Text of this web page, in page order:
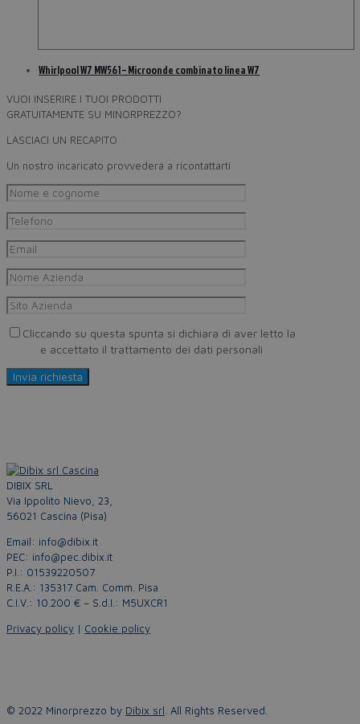
Whirlpool W7 MW561 – Microonde combinato linea W7
VUOI INSERIRE I TUOI PRODOTTI
GRATUITAMENTE SU MINORPREZZO?
LASCIACI UN RECAPITO
Un nostro incaricato provvederà a ricontattarti
Cliccando su questa spunta si dichiara di aver letto la
e accettato il trattamento dei dati personali
DIBIX SRL
Via Ippolito Nievo, 23,
56021 Cascina (Pisa)
Email: info@dibix.it
PEC: info@pec.dibix.it
P.I.: 01539220507
R.E.A.: 135317 Cam. Comm. Pisa
C.I.V.: 10.200 € – S.d.I.: M5UXCR1
Privacy policy | Cookie policy
© 2022 Minorprezzo by Dibix srl. All Rights Reserved.